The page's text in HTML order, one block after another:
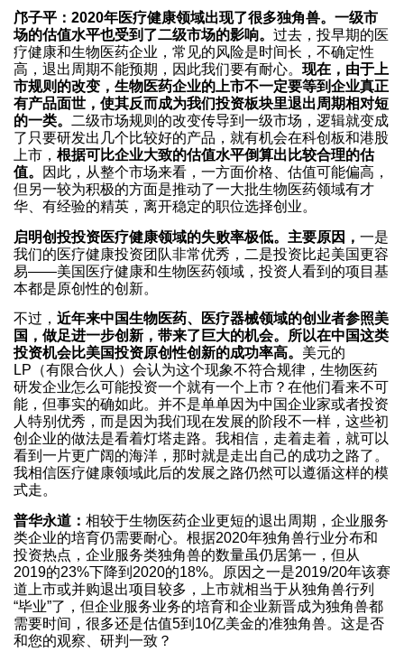
邝子平：2020年医疗健康领域出现了很多独角兽。一级市
场的估值水平也受到了二级市场的影响。 过去，投早期的医
疗健康和生物医药企业，常见的风险是时间长，不确定性
高，退出周期不能预期，因此我们要有耐心。 现在，由于上
市规则的改变，生物医药企业的上市不一定要等到企业真正
有产品面世，使其反而成为我们投资板块里退出周期相对短
的一类。
二级市场规则的改变传导到一级市场，逻辑就变成
了只要研发出几个比较好的产品，就有机会在科创板和港股
上市， 根据可比企业大致的估值水平倒算出比较合理的估
值。
因此，从整个市场来看，一方面价格、估值可能偏高，
但另一较为积极的方面是推动了一大批生物医药领域有才
华、有经验的精英，离开稳定的职位选择创业。
启明创投投资医疗健康领域的失败率极低。主要原因， 一是
我们的医疗健康投资团队非常优秀，二是投资比起美国更容
易——美国医疗健康和生物医药领域，投资人看到的项目基
本都是原创性的创新。
不过， 近年来中国生物医药、医疗器械领域的创业者参照美
国，做足进一步创新，带来了巨大的机会。所以在中国这类
投资机会比美国投资原创性创新的成功率高。 美元的
LP（有限合伙人）会认为这个现象不符合规律，生物医药
研发企业怎么可能投资一个就有一个上市？在他们看来不可
能，但事实的确如此。并不是单单因为中国企业家或者投资
人特别优秀，而是因为我们现在发展的阶段不一样，这些初
创企业的做法是看着灯塔走路。我相信，走着走着，就可以
看到一片更广阔的海洋，那时就是走出自己的成功之路了。
我相信医疗健康领域此后的发展之路仍然可以遵循这样的模
式走。
普华永道： 相较于生物医药企业更短的退出周期，企业服务
类企业的培育仍需要耐心。根据2020年独角兽行业分布和
投资热点，企业服务类独角兽的数量虽仍居第一，但从
2019的23%下降到2020的18%。原因之一是2019/20年该赛
道上市或并购退出项目较多，上市就相当于从独角兽行列
“毕业”了，但企业服务业务的培育和企业新晋成为独角兽都
需要时间，很多还是估值5到10亿美金的准独角兽。这是否
和您的观察、研判一致？